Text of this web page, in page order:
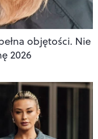
objętości. Nie
2026